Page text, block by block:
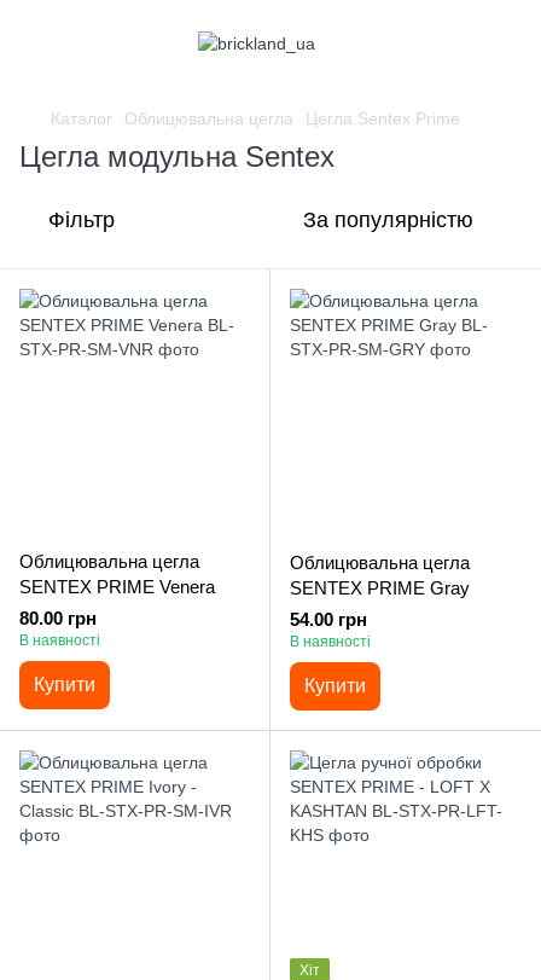
Каталог Облицювальна цегла Цегла Sentex Prime
Цегла модульна Sentex
Фільтр За популярністю
Облицювальна цегла
SENTEX PRIME Venera
80.00 грн
В наявності
Купити
Облицювальна цегла
SENTEX PRIME Gray
54.00 грн
В наявності
Купити
Хіт